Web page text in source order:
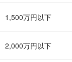
1,500万円以下
2,000万円以下